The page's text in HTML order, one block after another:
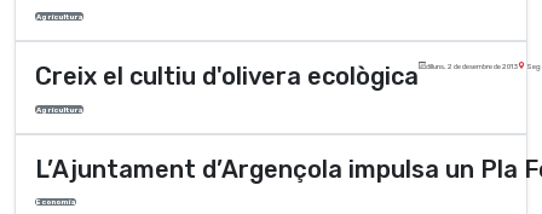
Agricultura
Creix el cultiu d'olivera ecològica dilluns, 2 de desembre de 2013
Agricultura
L’Ajuntament d’Argençola impulsa un Pla
Economia